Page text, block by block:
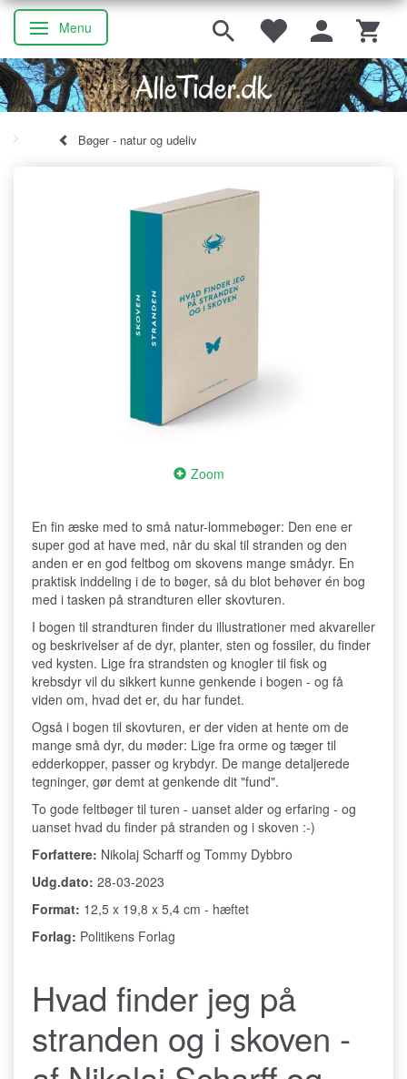
Skifte navigation
Menu
Bøger - natur og udeliv
Zoom
En fin æske med to små natur-lommebøger: Den ene er
super god at have med, når du skal til stranden og den
anden er en god feltbog om skovens mange smådyr. En
praktisk inddeling i de to bøger, så du blot behøver én bog
med i tasken på strandturen eller skovturen.
I bogen til strandturen finder du illustrationer med akvareller
og beskrivelser af de dyr, planter, sten og fossiler, du finder
ved kysten. Lige fra strandsten og knogler til fisk og
krebsdyr vil du sikkert kunne genkende i bogen - og få
viden om, hvad det er, du har fundet.
Også i bogen til skovturen, er der viden at hente om de
mange små dyr, du møder: Lige fra orme og tæger til
edderkopper, passer og krybdyr. De mange detaljerede
tegninger, gør demt at genkende dit "fund".
To gode feltbøger til turen - uanset alder og erfaring - og
uanset hvad du finder på stranden og i skoven :-)
Forfattere: Nikolaj Scharff og Tommy Dybbro
Udg.dato: 28-03-2023
Format: 12,5 x 19,8 x 5,4 cm - hæftet
Forlag: Politikens Forlag
Hvad finder jeg på
stranden og i skoven -